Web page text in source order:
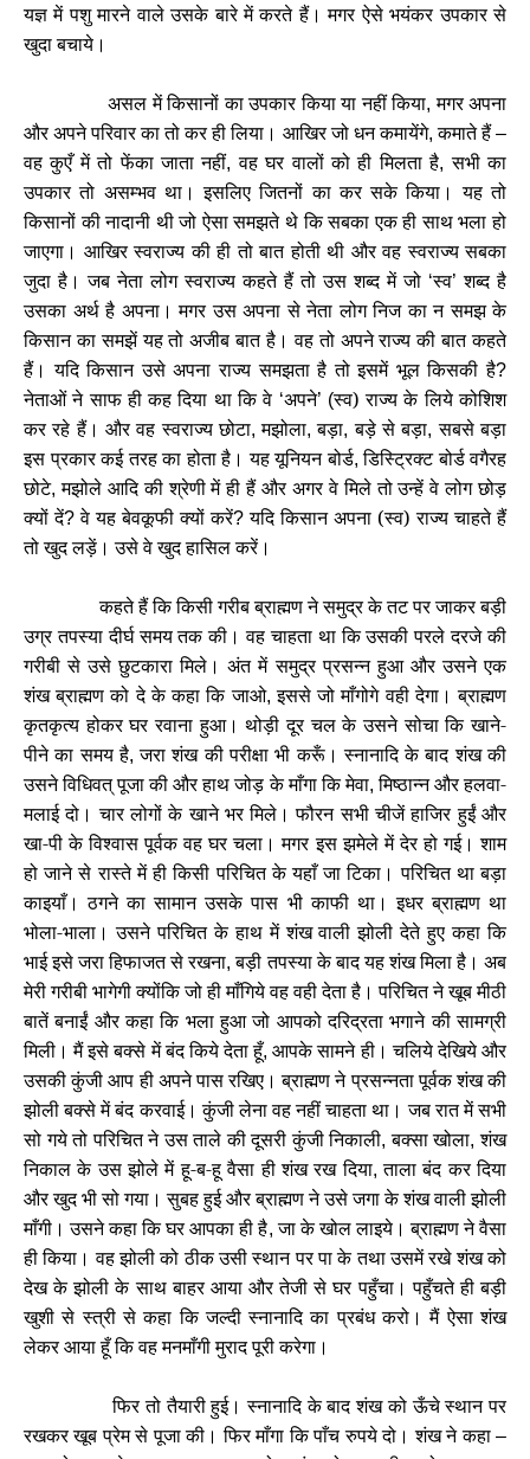
यज्ञ में पशु मारने वाले उसके बारे में करते हैं। मगर ऐसे भयंकर उपकार से
खुदा बचाये।
असल में किसानों का उपकार किया या नहीं किया,मगर अपना
और अपने परिवार का तो कर ही लिया। आखिर जो धन कमायेंगे,कमाते हैं–
वह कुएँ में तो फेंका जाता नहीं,वह घर वालों को ही मिलता है,सभी का
उपकार तो असम्भव था। इसलिए जितनों का कर सके किया। यह तो
किसानों की नादानी थी जो ऐसा समझते थे कि सबका एक ही साथ भला हो
जाएगा। आखिर स्वराज्य की ही तो बात होती थी और वह स्वराज्य सबका
जुदा है। जब नेता लोग स्वराज्य कहते हैं तो उस शब्द में जो ‘स्व’शब्द है
उसका अर्थ है अपना। मगर उस अपना से नेता लोग निज का न समझ के
किसान का समझें यह तो अजीब बात है। वह तो अपने राज्य की बात कहते
हैं। यदि किसान उसे अपना राज्य समझता है तो इसमें भूल किसकी है?
नेताओं ने साफ ही कह दिया था कि वे ‘अपने’ (स्व) राज्य के लिये कोशिश
कर रहे हैं। और वह स्वराज्य छोटा,मझोला,बड़ा,बड़े से बड़ा,सबसे बड़ा
इस प्रकार कई तरह का होता है। यह यूनियन बोर्ड,डिस्ट्रिक्ट बोर्ड वगैरह
छोटे,मझोले आदि की श्रेणी में ही हैं और अगर वे मिले तो उन्हें वे लोग छोड़
क्यों दें?वे यह बेवकूफी क्यों करें?यदि किसान अपना (स्व) राज्य चाहते हैं
तो खुद लड़ें। उसे वे खुद हासिल करें।
कहते हैं कि किसी गरीब ब्राह्मण ने समुद्र के तट पर जाकर बड़ी
उग्र तपस्या दीर्घ समय तक की। वह चाहता था कि उसकी परले दरजे की
गरीबी से उसे छुटकारा मिले। अंत में समुद्र प्रसन्न हुआ और उसने एक
शंख ब्राह्मण को दे के कहा कि जाओ,इससे जो माँगोगे वही देगा। ब्राह्मण
कृतकृत्य होकर घर रवाना हुआ। थोड़ी दूर चल के उसने सोचा कि खाने-
पीने का समय है,जरा शंख की परीक्षा भी करूँ। स्नानादि के बाद शंख की
उसने विधिवत् पूजा की और हाथ जोड़ के माँगा कि मेवा,मिष्ठान्न और हलवा-
मलाई दो। चार लोगों के खाने भर मिले। फौरन सभी चीजें हाजिर हुईं और
खा-पी के विश्वास पूर्वक वह घर चला। मगर इस झमेले में देर हो गई। शाम
हो जाने से रास्ते में ही किसी परिचित के यहाँ जा टिका। परिचित था बड़ा
काइयाँ। ठगने का सामान उसके पास भी काफी था। इधर ब्राह्मण था
भोला-भाला। उसने परिचित के हाथ में शंख वाली झोली देते हुए कहा कि
भाई इसे जरा हिफाजत से रखना,बड़ी तपस्या के बाद यह शंख मिला है। अब
मेरी गरीबी भागेगी क्योंकि जो ही माँगिये वह वही देता है। परिचित ने खूब मीठी
बातें बनाईं और कहा कि भला हुआ जो आपको दरिद्रता भगाने की सामग्री
मिली। मैं इसे बक्से में बंद किये देता हूँ,आपके सामने ही। चलिये देखिये और
उसकी कुंजी आप ही अपने पास रखिए। ब्राह्मण ने प्रसन्नता पूर्वक शंख की
झोली बक्से में बंद करवाई। कुंजी लेना वह नहीं चाहता था। जब रात में सभी
सो गये तो परिचित ने उस ताले की दूसरी कुंजी निकाली,बक्सा खोला,शंख
निकाल के उस झोले में हू-ब-हू वैसा ही शंख रख दिया,ताला बंद कर दिया
और खुद भी सो गया। सुबह हुई और ब्राह्मण ने उसे जगा के शंख वाली झोली
माँगी। उसने कहा कि घर आपका ही है,जा के खोल लाइये। ब्राह्मण ने वैसा
ही किया। वह झोली को ठीक उसी स्थान पर पा के तथा उसमें रखे शंख को
देख के झोली के साथ बाहर आया और तेजी से घर पहुँचा। पहुँचते ही बड़ी
खुशी से स्त्री से कहा कि जल्दी स्नानादि का प्रबंध करो। मैं ऐसा शंख
लेकर आया हूँ कि वह मनमाँगी मुराद पूरी करेगा।
फिर तो तैयारी हुई। स्नानादि के बाद शंख को ऊँचे स्थान पर
रखकर खूब प्रेम से पूजा की। फिर माँगा कि पाँच रुपये दो। शंख ने कहा –